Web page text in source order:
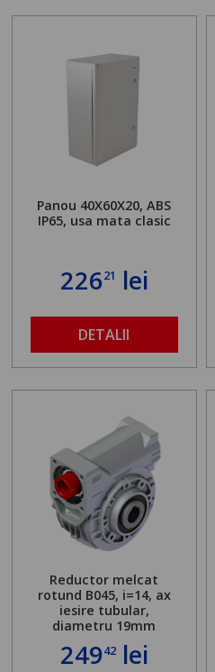
Panou 40X60X20, ABS
IP65, usa mata clasic
22621 lei
DETALII
Reductor melcat
rotund B045, i=14, ax
iesire tubular,
diametru 19mm
24942lei